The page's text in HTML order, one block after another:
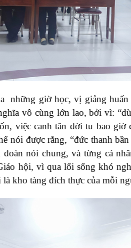
những giờ học, vị giảng
vô cùng lớn lao, bởi vì:
việc canh tân đời tu bao
nói được rằng, “đức thanh
nói chung, và từng cá
hội, vì qua lối sống khó
kho tàng đích thực của mỗi